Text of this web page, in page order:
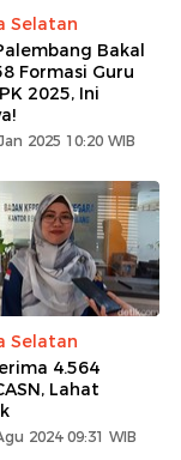
Selatan
Bakal
Formasi Guru
2025, Ini
2025 10:20 WIB
Selatan
4.564
Lahat
2024 09:31 WIB